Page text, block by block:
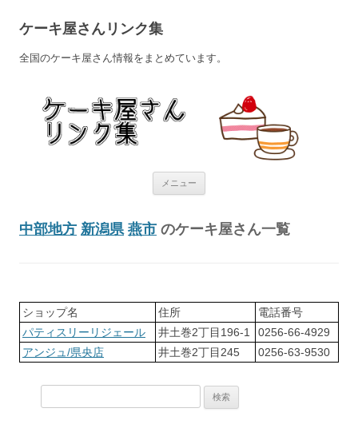
ケーキ屋さんリンク集
全国のケーキ屋さん情報をまとめています。
メニュー
中部地方 新潟県 燕市 のケーキ屋さん一覧
ショップ名 住所
電話番号
パティスリーリジェール
井土巻2丁目196-1
0256-66-4929
アンジュ/県央店
井土巻2丁目245 0256-63-9530